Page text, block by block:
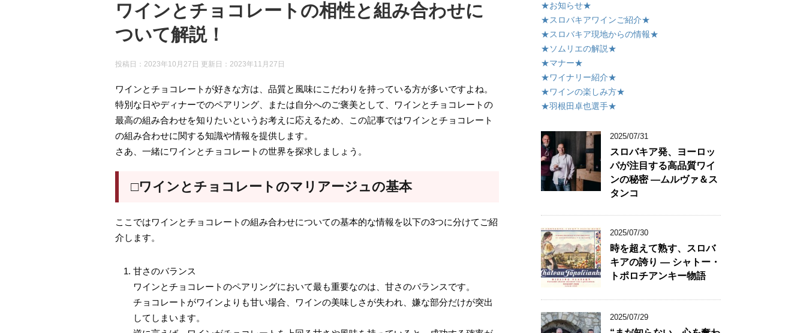
ワインとチョコレートの相性と組み合わせに
ついて解説！
投稿日：2023年10月27日 更新日： 2023年11月27日
ワインとチョコレートが好きな方は、品質と風味にこだわりを持っている方が多いですよね。
特別な日やディナーでのペアリング、または自分へのご褒美として、ワインとチョコレートの
最高の組み合わせを知りたいというお考えに応えるため、この記事ではワインとチョコレート
の組み合わせに関する知識や情報を提供します。
さあ、一緒にワインとチョコレートの世界を探求しましょう。
□ワインとチョコレートのマリアージュの基本
ここではワインとチョコレートの組み合わせについての基本的な情報を以下の3つに分けてご紹
介します。
甘さのバランス
ワインとチョコレートのペアリングにおいて最も重要なのは、甘さのバランスです。
チョコレートがワインよりも甘い場合、ワインの美味しさが失われ、嫌な部分だけが突出
してしまいます。
★お知らせ★
★スロバキアワインご紹介★
★スロバキア現地からの情報★
★ソムリエの解説★
★マナー★
★ワイナリー紹介★
★ワインの楽しみ方★
★羽根田卓也選手★
2025/07/31
スロバキア発、ヨーロッ
パが注目する高品質ワイ
ンの秘密 ―ムルヴァ＆ス
タンコ
2025/07/30
時を超えて熟す、スロバ
キアの誇り ― シャトー・
トポロチアンキー物語
2025/07/29